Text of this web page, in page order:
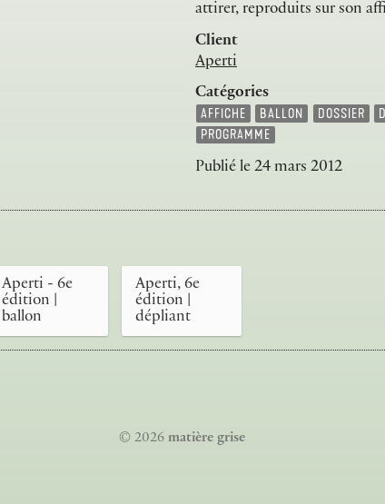
attirer, reproduits sur son
Client
Aperti
Catégories
AFFICHE BALLON DOSSIER
PROGRAMME
Publié le 24 mars 2012
Aperti - 6e
édition |
ballon
Aperti, 6e
édition |
dépliant
© 2026 matière grise